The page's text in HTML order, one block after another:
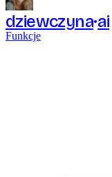
dziewczyna ai
Funkcje